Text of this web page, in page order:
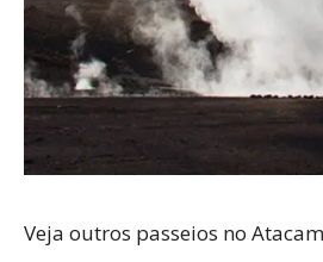
Veja outros passeios no